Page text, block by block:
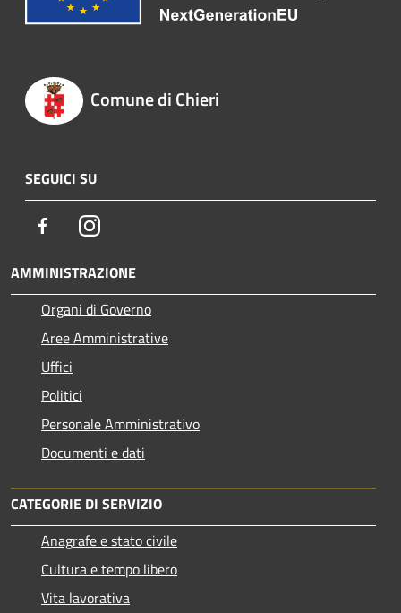
Comune di Chieri
SEGUICI SU
FacebookInstagram
AMMINISTRAZIONE
Organi di Governo
Aree Amministrative
Uffici
Politici
Personale Amministrativo
Documenti e dati
CATEGORIE DI SERVIZIO
Anagrafe e stato civile
Cultura e tempo libero
Vita lavorativa